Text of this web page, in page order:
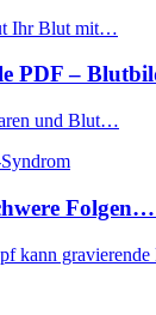
Ihr Blut mit…
PDF –
und Blut…
kann